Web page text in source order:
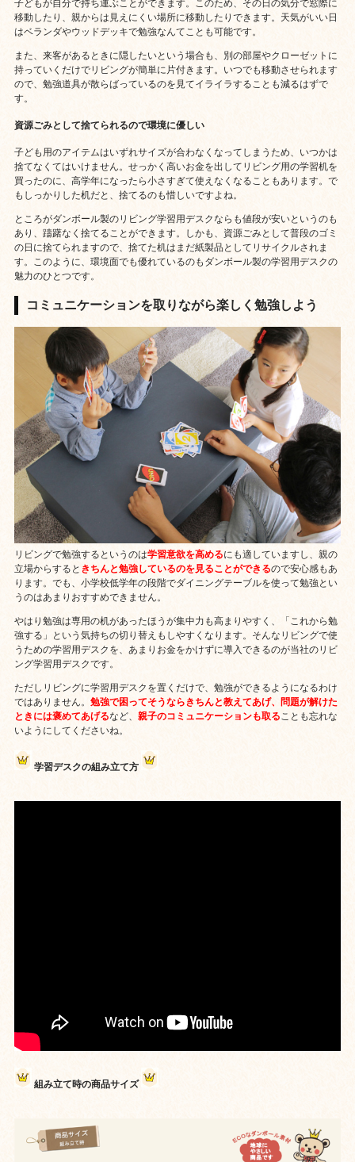
子どもが自分で持ち運ぶことができます。このため、その日の気分で窓際に
移動したり、親からは見えにくい場所に移動したりできます。天気がいい日
はベランダやウッドデッキで勉強なんてことも可能です。
また、来客があるときに隠したいという場合も、別の部屋やクローゼットに
持っていくだけでリビングが簡単に片付きます。いつでも移動させられます
ので、勉強道具が散らばっているのを見てイライラすることも減るはずで
す。
資源ごみとして捨てられるので環境に優しい
子ども用のアイテムはいずれサイズが合わなくなってしまうため、いつかは
捨てなくてはいけません。せっかく高いお金を出してリビング用の学習机を
買ったのに、高学年になったら小さすぎて使えなくなることもあります。で
もしっかりした机だと、捨てるのも惜しいですよね。
ところがダンボール製のリビング学習用デスクならも値段が安いというのも
あり、躊躇なく捨てることができます。しかも、資源ごみとして普段のゴミ
の日に捨てられますので、捨てた机はまだ紙製品としてリサイクルされま
す。このように、環境面でも優れているのもダンボール製の学習用デスクの
魅力のひとつです。
コミュニケーションを取りながら楽しく勉強しよう
リビングで勉強するというのは学習意欲を高めるにも適していますし、親の
立場からすると きちんと勉強しているのを見ることができるので安心感もあ
ります。でも、小学校低学年の段階でダイニングテーブルを使って勉強とい
うのはあまりおすすめできません。
やはり勉強は専用の机があったほうが集中力も高まりやすく、「これから勉
強する」という気持ちの切り替えもしやすくなります。そんなリビングで使
うための学習用デスクを、あまりお金をかけずに導入できるのが当社のリビ
ング学習用デスクです。
ただしリビングに学習用デスクを置くだけで、勉強ができるようになるわけ
ではありません。勉強で困ってそうならきちんと教えてあげ、問題が解けた
ときには褒めてあげるなど、親子のコミュニケーションも取ることも忘れな
いようにしてくださいね。
学習デスクの組み立て方
組み立て時の商品サイズ